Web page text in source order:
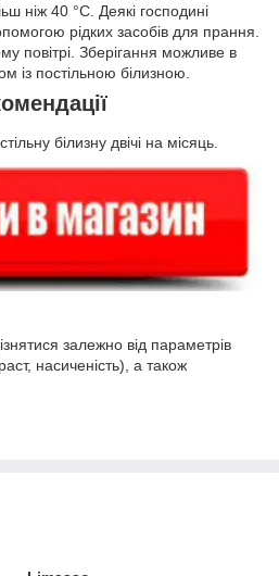
ніж 40 °C. Деякі господині
рідких засобів для прання.
повітрі. Зберігання можливе в
із постільною білизною.
білизну двічі на місяць.
залежно від параметрів
насиченість), а також